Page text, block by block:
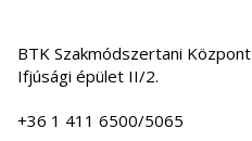
BTK Szakmódszertani Központ
Ifjúsági épület II/2.
+36 1 411 6500/5065